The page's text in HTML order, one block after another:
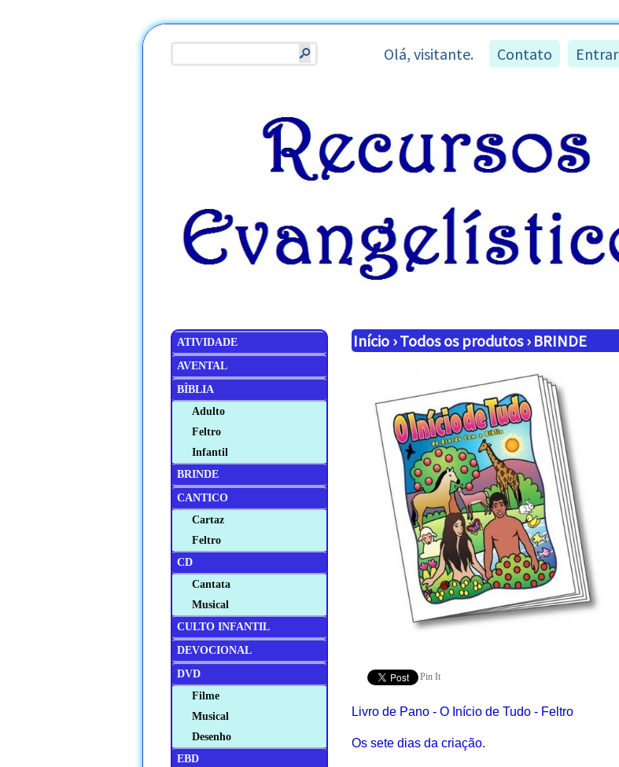
s Olá, visitante. Contato Entrar
ATIVIDADE
AVENTAL
BÌBLIA
Adulto
Feltro
Infantil
BRINDE
CANTICO
Cartaz
Feltro
CD
Cantata
Musical
CULTO INFANTIL
DEVOCIONAL
DVD
Filme
Musical
Desenho
EBD
Início › Todos os produtos › BRINDE
Pin It
Livro de Pano - O Início de Tudo - Feltro
Os sete dias da criação.